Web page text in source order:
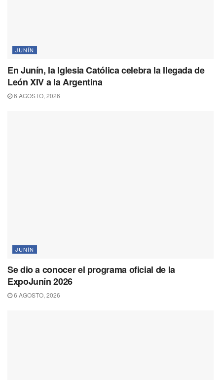
JUNÍN
En Junín, la Iglesia Católica celebra la llegada de
León XIV a la Argentina
6 AGOSTO, 2026
JUNÍN
Se dio a conocer el programa oficial de la
ExpoJunín 2026
6 AGOSTO, 2026